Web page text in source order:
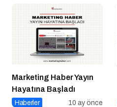
Marketing Haber Yayın
Hayatına Başladı
Haberler 10 ay önce